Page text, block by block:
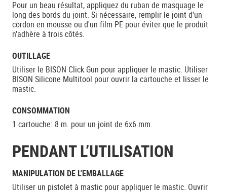
Pour un beau résultat, appliquez du ruban de masquage le
long des bords du joint. Si nécessaire, remplir le joint d'un
cordon en mousse ou d'un film PE pour éviter que le produit
n'adhère à trois côtés.
OUTILLAGE
Utiliser le BISON Click Gun pour appliquer le mastic. Utiliser
BISON Silicone Multitool pour ouvrir la cartouche et lisser le
mastic.
CONSOMMATION
1 cartouche: 8 m. pour un joint de 6x6 mm.
PENDANT L’UTILISATION
MANIPULATION DE L'EMBALLAGE
Utiliser un pistolet à mastic pour appliquer le mastic. Ouvrir